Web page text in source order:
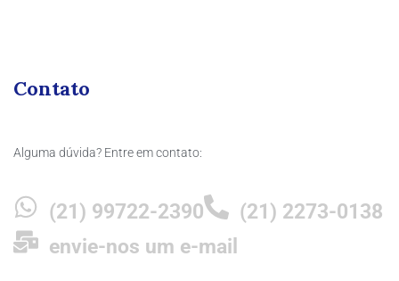
Contato
Alguma dúvida? Entre em contato:
(21) 99722-2390
(21) 2273-0138
envie-nos um e-mail